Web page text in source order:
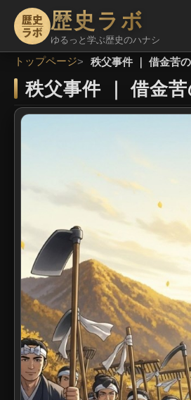
歴史ラボ
ゆるっと学ぶ歴史のハナシ
トップページ 秩父事件 ｜ 借金苦
秩父事件 ｜借金